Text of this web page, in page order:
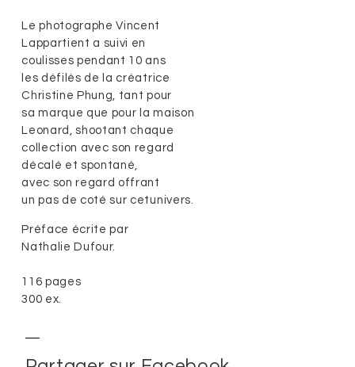
Le photographe Vincent
Lappartient a suivi en
coulisses pendant 10 ans
les défilés de la créatrice
Christine Phung, tant pour
sa marque que pour la maison
Leonard, shootant chaque
collection avec son regard
décalé et spontané,
avec son regard offrant
un pas de coté sur cetunivers.
Préface écrite par
Nathalie Dufour.
116 pages
300 ex.